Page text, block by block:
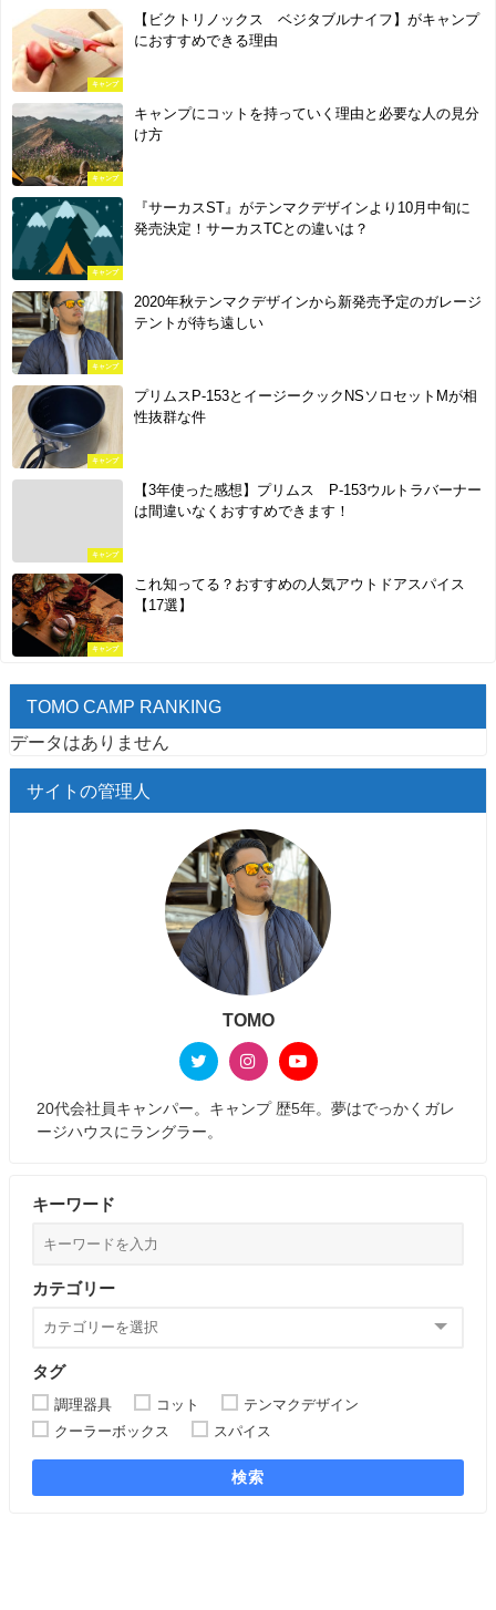
キャンプ
【ビクトリノックス ベジタブルナイフ】がキャンプ
におすすめできる理由
キャンプ
キャンプにコットを持っていく理由と必要な人の見分
け方
キャンプ
『サーカスST』がテンマクデザインより10月中旬に
発売決定！サーカスTCとの違いは？
キャンプ
2020年秋テンマクデザインから新発売予定のガレージ
テントが待ち遠しい
キャンプ
プリムスP-153とイージークックNSソロセットMが相
性抜群な件
キャンプ
【3年使った感想】プリムス P-153ウルトラバーナー
は間違いなくおすすめできます！
キャンプ
これ知ってる？おすすめの人気アウトドアスパイス
【17選】
TOMO CAMP RANKING
データはありません
サイトの管理人
TOMO
20代会社員キャンパー。キャンプ 歴5年。夢はでっかくガレ
ージハウスにラングラー。
キーワード
カテゴリー
タグ
調理器具 コット
テンマクデザイン
クーラーボックス
スパイス
検索